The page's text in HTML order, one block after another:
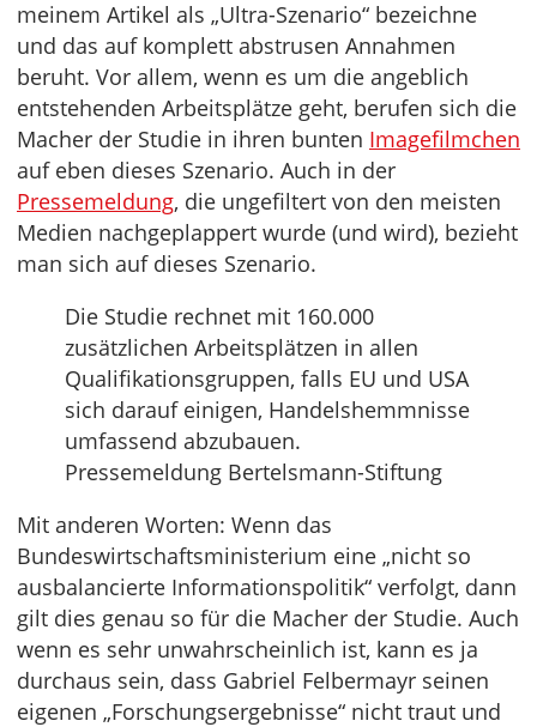
meinem Artikel als „Ultra-Szenario“ bezeichne
und das auf komplett abstrusen Annahmen
beruht. Vor allem, wenn es um die angeblich
entstehenden Arbeitsplätze geht, berufen sich die
Macher der Studie in ihren bunten Imagefilmchen
auf eben dieses Szenario. Auch in der
Pressemeldung, die ungefiltert von den meisten
Medien nachgeplappert wurde (und wird), bezieht
man sich auf dieses Szenario.
Die Studie rechnet mit 160.000
zusätzlichen Arbeitsplätzen in allen
Qualifikationsgruppen, falls EU und USA
sich darauf einigen, Handelshemmnisse
umfassend abzubauen.
Pressemeldung Bertelsmann-Stiftung
Mit anderen Worten: Wenn das
Bundeswirtschaftsministerium eine „nicht so
ausbalancierte Informationspolitik“ verfolgt, dann
gilt dies genau so für die Macher der Studie. Auch
wenn es sehr unwahrscheinlich ist, kann es ja
durchaus sein, dass Gabriel Felbermayr seinen
eigenen „Forschungsergebnisse“ nicht traut und